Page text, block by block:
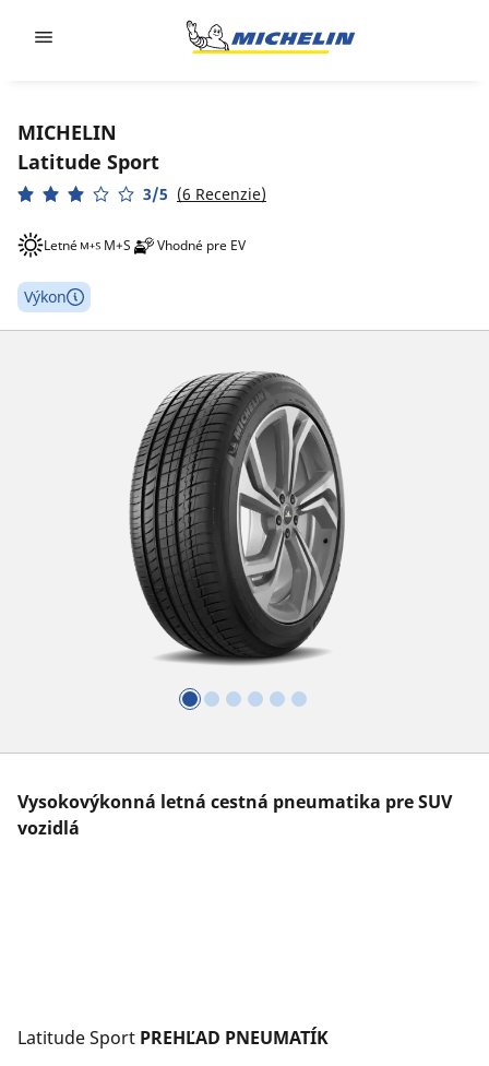
MICHELIN
Latitude Sport
3/5 (6 Recenzie)
Letné M+S Vhodné pre EV
Výkon
Vysokovýkonná letná cestná pneumatika pre SUV
vozidlá
Latitude Sport PREHĽAD PNEUMATÍK